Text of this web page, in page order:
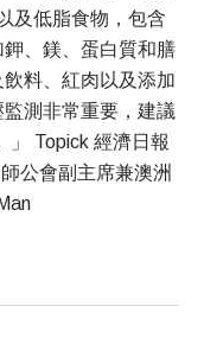
及低脂食物，包含
、鎂、蛋白質和膳
料、紅肉以及添加
測非常重要，建議
」 Topick 經濟日報
公會副主席兼澳洲